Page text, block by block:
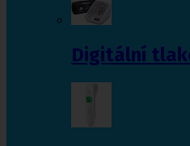
Digitální